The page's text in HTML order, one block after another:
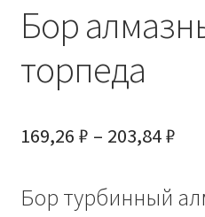
Бор
торпеда
169,26 ₽ – 203,84₽
Бор турбинный